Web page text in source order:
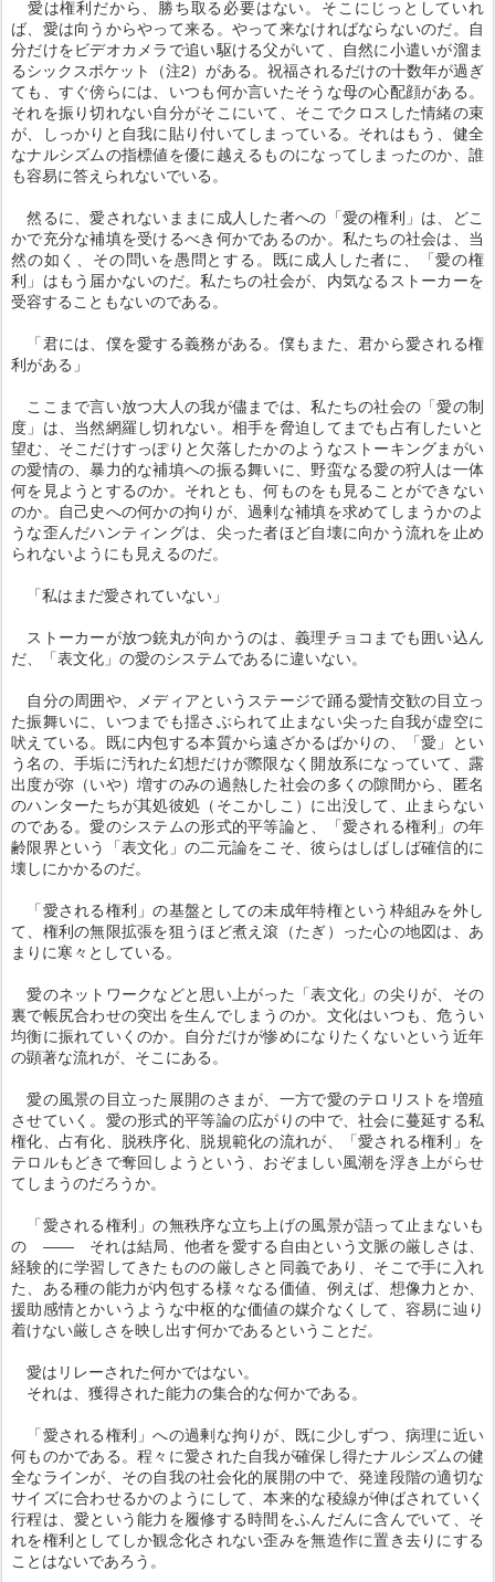
愛は権利だから、勝ち取る必要はない。そこにじっとしていれ
ば、愛は向うからやって来る。やって来なければならないのだ。自
分だけをビデオカメラで追い駆ける父がいて、自然に小遣いが溜ま
るシックスポケット（注2）がある。祝福されるだけの十数年が過ぎ
ても、すぐ傍らには、いつも何か言いたそうな母の心配顔がある。
それを振り切れない自分がそこにいて、そこでクロスした情緒の束
が、しっかりと自我に貼り付いてしまっている。それはもう、健全
なナルシズムの指標値を優に越えるものになってしまったのか、誰
も容易に答えられないでいる。
然るに、愛されないままに成人した者への「愛の権利」は、どこ
かで充分な補填を受けるべき何かであるのか。私たちの社会は、当
然の如く、その問いを愚問とする。既に成人した者に、「愛の権
利」はもう届かないのだ。私たちの社会が、内気なるストーカーを
受容することもないのである。
「君には、僕を愛する義務がある。僕もまた、君から愛される権
利がある」
ここまで言い放つ大人の我が儘までは、私たちの社会の「愛の制
度」は、当然網羅し切れない。相手を脅迫してまでも占有したいと
望む、そこだけすっぽりと欠落したかのようなストーキングまがい
の愛情の、暴力的な補填への振る舞いに、野蛮なる愛の狩人は一体
何を見ようとするのか。それとも、何ものをも見ることができない
のか。自己史への何かの拘りが、過剰な補填を求めてしまうかのよ
うな歪んだハンティングは、尖った者ほど自壊に向かう流れを止め
られないようにも見えるのだ。
「私はまだ愛されていない」
ストーカーが放つ銃丸が向かうのは、義理チョコまでも囲い込ん
だ、「表文化」の愛のシステムであるに違いない。
自分の周囲や、メディアというステージで踊る愛情交歓の目立っ
た振舞いに、いつまでも揺さぶられて止まない尖った自我が虚空に
吠えている。既に内包する本質から遠ざかるばかりの、「愛」とい
う名の、手垢に汚れた幻想だけが際限なく開放系になっていて、露
出度が弥（いや）増すのみの過熱した社会の多くの隙間から、匿名
のハンターたちが其処彼処（そこかしこ）に出没して、止まらない
のである。愛のシステムの形式的平等論と、「愛される権利」の年
齢限界という「表文化」の二元論をこそ、彼らはしばしば確信的に
壊しにかかるのだ。
「愛される権利」の基盤としての未成年特権という枠組みを外し
て、権利の無限拡張を狙うほど煮え滾（たぎ）った心の地図は、あ
まりに寒々としている。
愛のネットワークなどと思い上がった「表文化」の尖りが、その
裏で帳尻合わせの突出を生んでしまうのか。文化はいつも、危うい
均衡に振れていくのか。自分だけが惨めになりたくないという近年
の顕著な流れが、そこにある。
愛の風景の目立った展開のさまが、一方で愛のテロリストを増殖
させていく。愛の形式的平等論の広がりの中で、社会に蔓延する私
権化、占有化、脱秩序化、脱規範化の流れが、「愛される権利」を
テロルもどきで奪回しようという、おぞましい風潮を浮き上がらせ
てしまうのだろうか。
「愛される権利」の無秩序な立ち上げの風景が語って止まないも
の ―― それは結局、他者を愛する自由という文脈の厳しさは、
経験的に学習してきたものの厳しさと同義であり、そこで手に入れ
た、ある種の能力が内包する様々なる価値、例えば、想像力とか、
援助感情とかいうような中枢的な価値の媒介なくして、容易に辿り
着けない厳しさを映し出す何かであるということだ。
愛はリレーされた何かではない。
それは、獲得された能力の集合的な何かである。
「愛される権利」への過剰な拘りが、既に少しずつ、病理に近い
何ものかである。程々に愛された自我が確保し得たナルシズムの健
全なラインが、その自我の社会化的展開の中で、発達段階の適切な
サイズに合わせるかのようにして、本来的な稜線が伸ばされていく
行程は、愛という能力を履修する時間をふんだんに含んでいて、そ
れを権利としてしか観念化されない歪みを無造作に置き去りにする
ことはないであろう。